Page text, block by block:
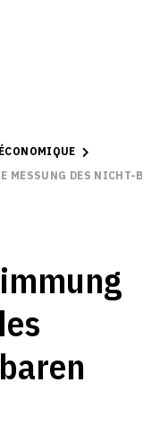
MESSUNG DES NICHT-